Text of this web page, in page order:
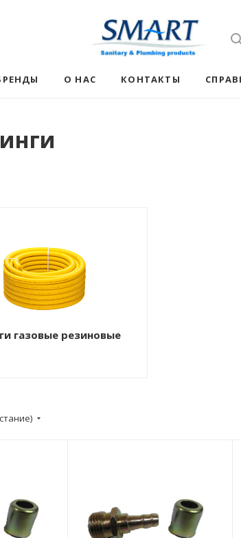
О НАС КОНТАКТЫ
газовые резиновые